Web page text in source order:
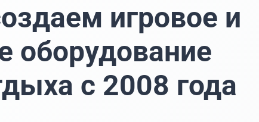
игровое и
с 2008 года